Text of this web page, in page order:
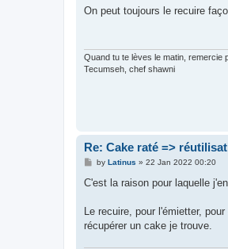
s
On peut toujours le recuire
Quand tu te lèves le matin, remercie
Tecumseh, chef shawni
Re: Cake raté =>
P
s
by Latinus » 22 Jan 2022 00:20
C'est la raison pour laquelle
Le recuire, pour l'émietter,
récupérer un cake je trouve.